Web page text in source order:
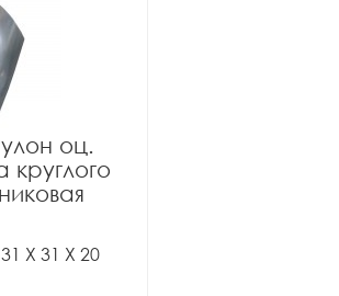
оц.
круглого
X 31 X 20